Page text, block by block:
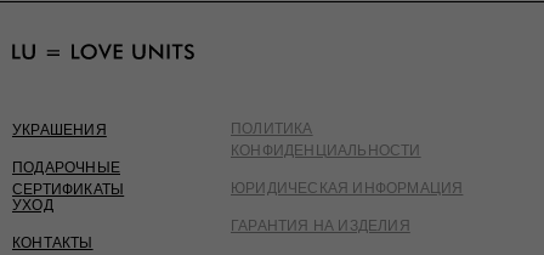
ПОЛИТИКА
КОНФИДЕНЦИАЛЬНОСТИ
ЮРИДИЧЕСКАЯ ИНФОРМАЦИЯ
ГАРАНТИЯ НА ИЗДЕЛИЯ
УКРАШЕНИЯ
ПОДАРОЧНЫЕ
СЕРТИФИКАТЫ
КОНТАКТЫ
УХОД